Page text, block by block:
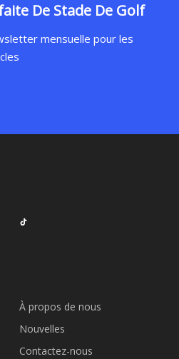
De Stade De Golf
mensuelle pour les
À propos de nous
Nouvelles
Contactez-nous